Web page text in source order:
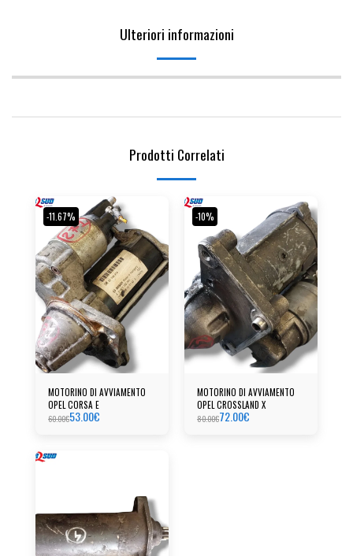
Ulteriori informazioni
Prodotti Correlati
-11.67%
MOTORINO DI AVVIAMENTO
OPEL CORSA E
60.00€53.00€
-10%
MOTORINO DI AVVIAMENTO
OPEL CROSSLAND X
80.00€72.00€